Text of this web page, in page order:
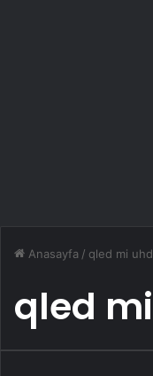
Anasayfa / qled mi
qled